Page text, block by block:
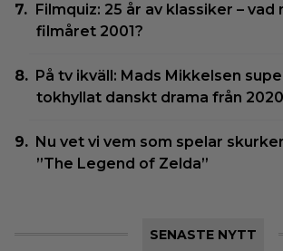
Filmquiz: 25 år av klassiker – vad
filmåret 2001?
På tv ikväll: Mads Mikkelsen
tokhyllat danskt drama från 2020
Nu vet vi vem som spelar
”The Legend of Zelda”
SENASTE NYTT